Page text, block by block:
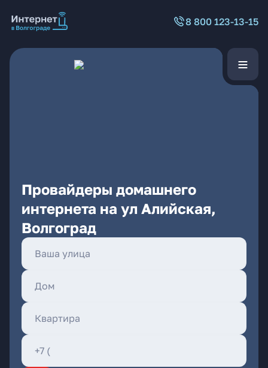
8 800 123-13-15
Провайдеры домашнего
интернета на ул Алийская,
Волгоград